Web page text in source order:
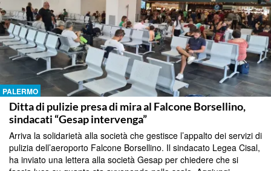
PALERMO
Ditta di pulizie presa di mira al Falcone Borsellino,
sindacati “Gesap intervenga”
Arriva la solidarietà alla società che gestisce l’appalto dei servizi di
pulizia dell’aeroporto Falcone Borsellino. Il sindacato Legea Cisal,
ha inviato una lettera alla società Gesap per chiedere che si